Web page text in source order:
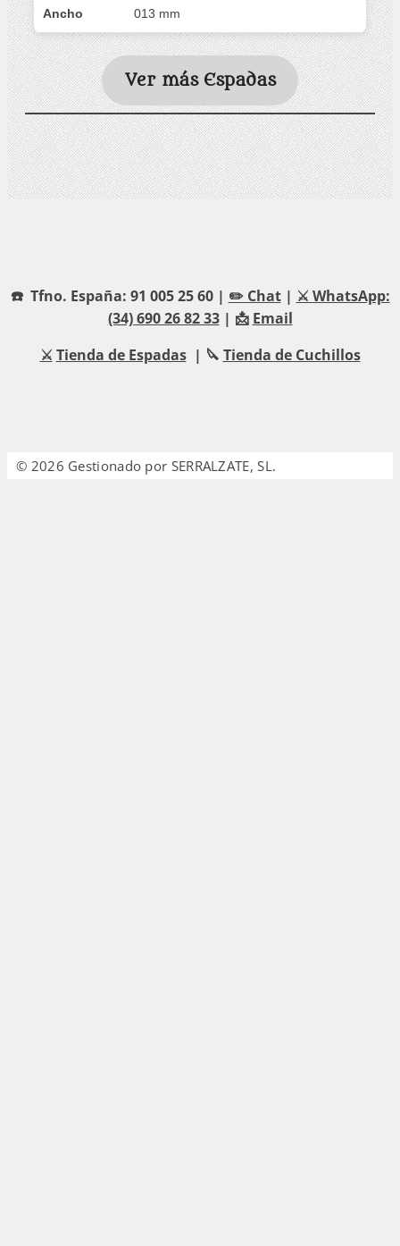
Ancho 013 mm
Ver más Espadas
☎️ Tfno. España: 91 005 25 60 | ✏️ Chat| ⚔️ WhatsApp:
(34) 690 26 82 33| 📩 Email
⚔️ Tienda de Espadas| 🔪 Tienda de Cuchillos
© 2026 Gestionado por SERRALZATE, SL.